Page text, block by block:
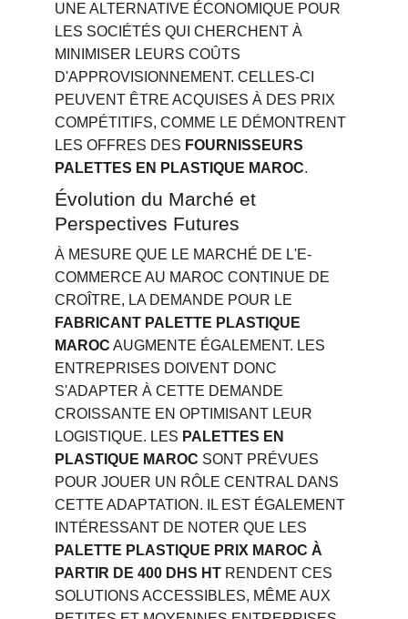
UNE ALTERNATIVE ÉCONOMIQUE POUR
LES SOCIÉTÉS QUI CHERCHENT À
MINIMISER LEURS COÛTS
D'APPROVISIONNEMENT. CELLES-CI
PEUVENT ÊTRE ACQUISES À DES PRIX
COMPÉTITIFS, COMME LE DÉMONTRENT
LES OFFRES DES FOURNISSEURS
PALETTES EN PLASTIQUE MAROC.
Évolution du Marché et
Perspectives Futures
À MESURE QUE LE MARCHÉ DE L'E-
COMMERCE AU MAROC CONTINUE DE
CROÎTRE, LA DEMANDE POUR LE
FABRICANT PALETTE PLASTIQUE
MAROC AUGMENTE ÉGALEMENT. LES
ENTREPRISES DOIVENT DONC
S'ADAPTER À CETTE DEMANDE
CROISSANTE EN OPTIMISANT LEUR
LOGISTIQUE. LES PALETTES EN
PLASTIQUE MAROC SONT PRÉVUES
POUR JOUER UN RÔLE CENTRAL DANS
CETTE ADAPTATION. IL EST ÉGALEMENT
INTÉRESSANT DE NOTER QUE LES
PALETTE PLASTIQUE PRIX MAROC À
PARTIR DE 400 DHS HT RENDENT CES
SOLUTIONS ACCESSIBLES, MÊME AUX